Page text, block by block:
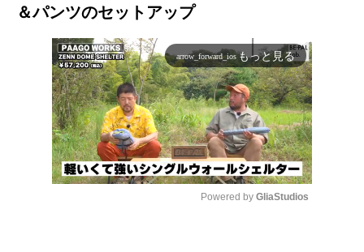
＆パンツのセットアップ
arrow_forward_ios もっと見る
Powered by GliaStudios